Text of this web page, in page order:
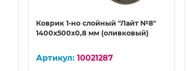
Коврик 1-но слойный "Лайт №8"
1400х500х0,8 мм (оливковый)
10021287